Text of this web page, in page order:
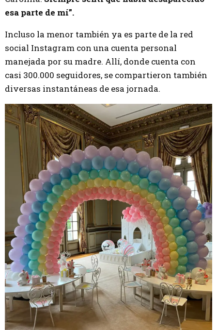
esa parte de mí”.
Incluso la menor también ya es parte de la red
social Instagram con una cuenta personal
manejada por su madre. Allí, donde cuenta con
casi 300.000 seguidores, se compartieron también
diversas instantáneas de esa jornada.